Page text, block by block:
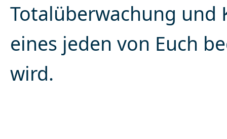
Totalüberwachung und
eines jeden von Euch
wird.